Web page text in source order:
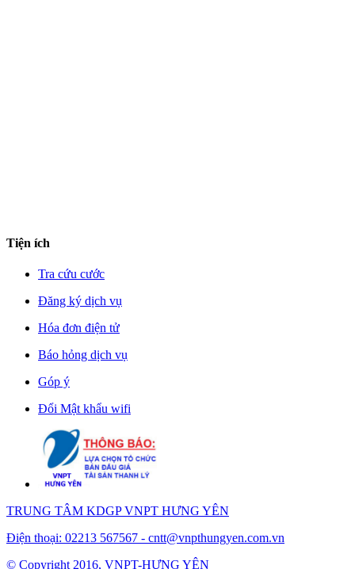
Tiện ích
Tra cứu cước
Đăng ký dịch vụ
Hóa đơn điện tử
Báo hỏng dịch vụ
Góp ý
Đổi Mật khẩu wifi
TRUNG TÂM KDGP VNPT HƯNG YÊN
Điện thoại: 02213 567567 - cntt@vnpthungyen.com.vn
© Copyright 2016, VNPT-HƯNG YÊN